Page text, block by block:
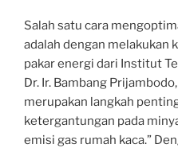
Salah satu cara
adalah dengan melakukan
pakar energi dari Institut
Dr. Ir. Bambang
merupakan langkah
ketergantungan pada
emisi gas rumah kaca.”